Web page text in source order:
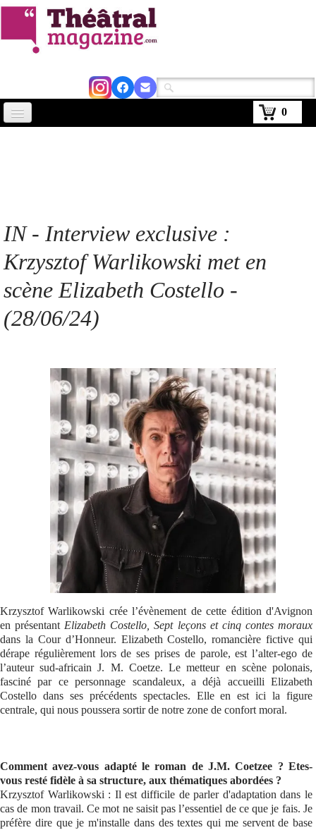
0
Kiosque
IN - Interview exclusive :
Krzysztof Warlikowski met en
scène Elizabeth Costello -
(28/06/24)
Krzysztof Warlikowski crée l’évènement de cette édition d'Avignon
en présentant Elizabeth Costello, Sept leçons et cinq contes moraux
dans la Cour d’Honneur. Elizabeth Costello, romancière fictive qui
dérape régulièrement lors de ses prises de parole, est l’alter-ego de
l’auteur sud-africain J. M. Coetze. Le metteur en scène polonais,
fasciné par ce personnage scandaleux, a déjà accueilli Elizabeth
Costello dans ses précédents spectacles. Elle en est ici la figure
centrale, qui nous poussera sortir de notre zone de confort moral.
Comment avez-vous adapté le roman de J.M. Coetzee ? Etes-
vous resté fidèle à sa structure, aux thématiques abordées ?
Krzysztof Warlikowski : Il est difficile de parler d'adaptation dans le
cas de mon travail. Ce mot ne saisit pas l’essentiel de ce que je fais. Je
préfère dire que je m'installe dans des textes qui me servent de base